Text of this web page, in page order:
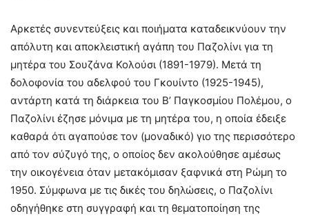
Αρκετές συνεντεύξεις και ποιήματα καταδεικνύουν την
απόλυτη και αποκλειστική αγάπη του Παζολίνι για τη
μητέρα του Σουζάνα Κολούσι (1891-1979). Μετά τη
δολοφονία του αδελφού του Γκουίντο (1925-1945),
αντάρτη κατά τη διάρκεια του Β’ Παγκοσμίου Πολέμου, ο
Παζολίνι έζησε μόνιμα με τη μητέρα του, η οποία έδειξε
καθαρά ότι αγαπούσε τον (μοναδικό) γιο της περισσότερο
από τον σύζυγό της, ο οποίος δεν ακολούθησε αμέσως
την οικογένεια όταν μετακόμισαν ξαφνικά στη Ρώμη το
1950. Σύμφωνα με τις δικές του δηλώσεις, ο Παζολίνι
οδηγήθηκε στη συγγραφή και τη θεματοποίηση της